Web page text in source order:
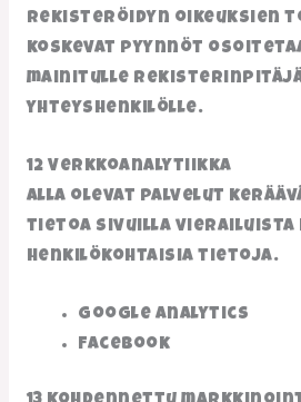
Rekisteröidyn oikeuksien
koskevat pyynnöt
mainitulle
yhteyshenkilölle.
12 Verkkoanalytiikka
Alla olevat palvelut
tietoa sivuilla vierailuista
henkilökohtaisia tietoja.
Google Analytics
Facebook